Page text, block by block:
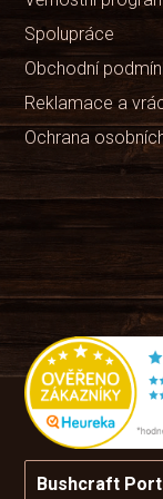
Spolupráce
Obchodní
Reklamace a
Ochrana
Bushcraft